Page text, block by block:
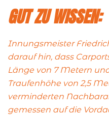
GUT ZU WISSEN:
Innungsmeister
darauf hin, dass
Länge von 7 Metern
Traufenhöhe von 2,5
verminderten
gemessen auf die